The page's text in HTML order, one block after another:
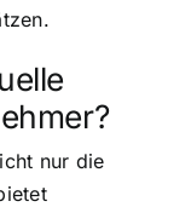
nur die